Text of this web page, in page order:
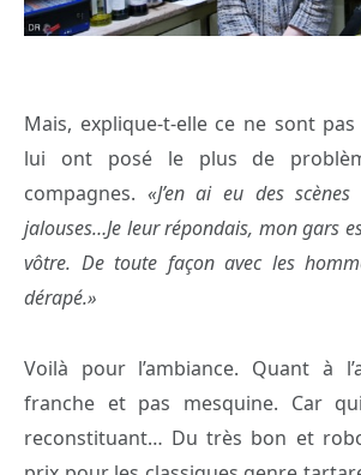
Mais, explique-t-elle ce ne sont
lui ont posé le plus de
compagnes. «J’en ai eu des
jalouses…Je leur répondais, mon gars
vôtre. De toute façon avec les
dérapé.»
Voilà pour l’ambiance. Quant à
franche et pas mesquine. Car
reconstituant… Du très bon et